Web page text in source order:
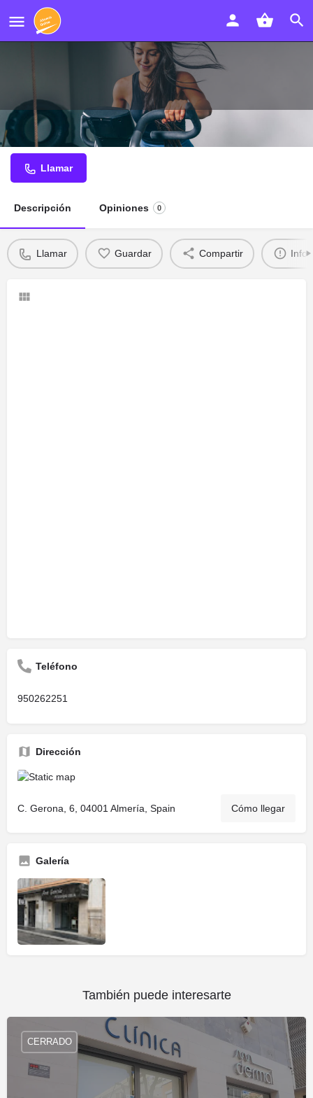
Peluquería Ana García
Llamar
Descripción Opiniones 0
Llamar Guardar Compartir
Teléfono
950262251
Dirección
C. Gerona, 6, 04001 Almería, Spain Cómo llegar
Galería
También puede interesarte
CERRADO